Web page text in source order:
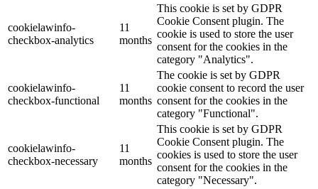
cookielawinfo-
checkbox-analytics
11
months
This cookie is set by GDPR
Cookie Consent plugin. The
cookie is used to store the user
consent for the cookies in the
category "Analytics".
cookielawinfo-
checkbox-functional
11
months
The cookie is set by GDPR
cookie consent to record the user
consent for the cookies in the
category "Functional".
cookielawinfo-
checkbox-necessary
11
months
This cookie is set by GDPR
Cookie Consent plugin. The
cookies is used to store the user
consent for the cookies in the
category "Necessary".